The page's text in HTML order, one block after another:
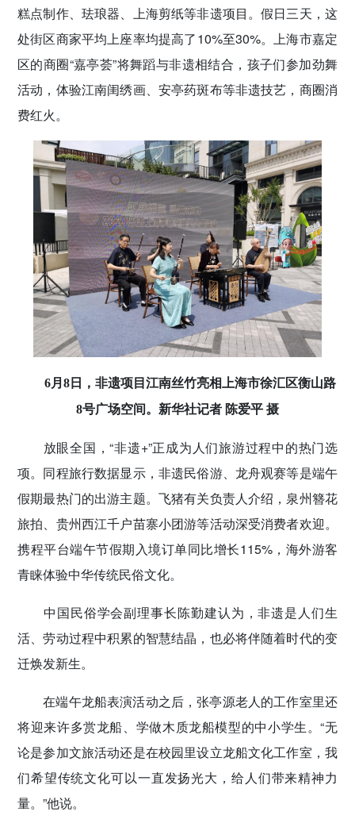
糕点制作、珐琅器、上海剪纸等非遗项目。假日三天，这
处街区商家平均上座率均提高了10%至30%。上海市嘉定
区的商圈“嘉亭荟”将舞蹈与非遗相结合，孩子们参加劲舞
活动，体验江南闺绣画、安亭药斑布等非遗技艺，商圈消
费红火。
6月8日，非遗项目江南丝竹亮相上海市徐汇区衡山路
8号广场空间。新华社记者 陈爱平 摄
放眼全国，“非遗+”正成为人们旅游过程中的热门选
项。同程旅行数据显示，非遗民俗游、龙舟观赛等是端午
假期最热门的出游主题。飞猪有关负责人介绍，泉州簪花
旅拍、贵州西江千户苗寨小团游等活动深受消费者欢迎。
携程平台端午节假期入境订单同比增长115%，海外游客
青睐体验中华传统民俗文化。
中国民俗学会副理事长陈勤建认为，非遗是人们生
活、劳动过程中积累的智慧结晶，也必将伴随着时代的变
迁焕发新生。
在端午龙船表演活动之后，张亭源老人的工作室里还
将迎来许多赏龙船、学做木质龙船模型的中小学生。“无
论是参加文旅活动还是在校园里设立龙船文化工作室，我
们希望传统文化可以一直发扬光大，给人们带来精神力
量。”他说。